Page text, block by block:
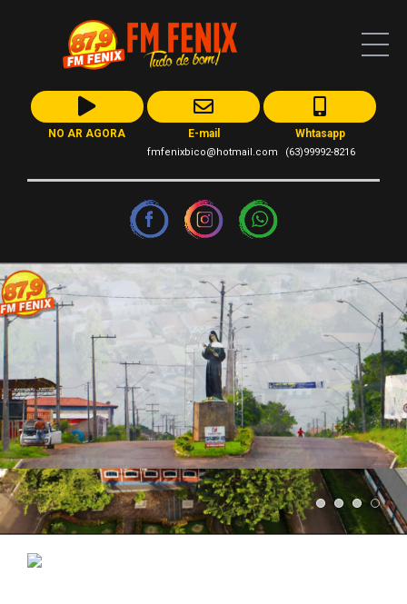
NO AR AGORA E-mail
fmfenixbico@hotmail.com
Whtasapp
(63)99992-8216